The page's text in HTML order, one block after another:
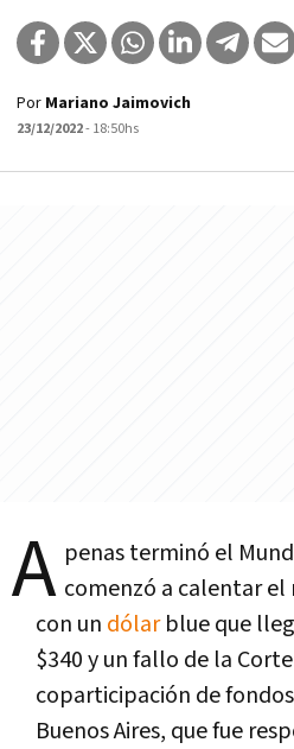
Por Mariano Jaimovich
23/12/2022- 18:50hs
A penas terminó el
comenzó a calentar
con un dólarblue que
$340 y un fallo de la
coparticipación de
Buenos Aires, que fue